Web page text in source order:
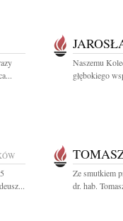
Naszemu
głębokiego
Ze smutkiem
dr. hab.